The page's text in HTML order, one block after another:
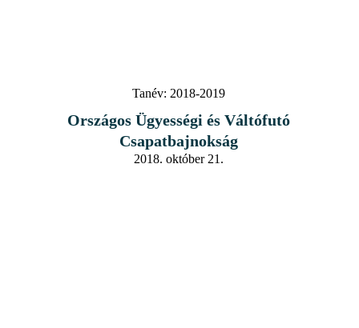
Tanév: 2018-2019
Országos Ügyességi és Váltófutó
Csapatbajnokság
2018. október 21.